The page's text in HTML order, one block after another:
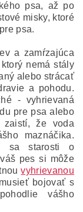
psa, až po
misky, ktoré
psa.
a zamŕzajúca
nemá stály
alebo strácať
a pohodu.
- vyhrievaná
pre psa alebo
že voda
maznáčika.
sa starosti o
pes si môže
vyhrievanou
bojovať s
vášho